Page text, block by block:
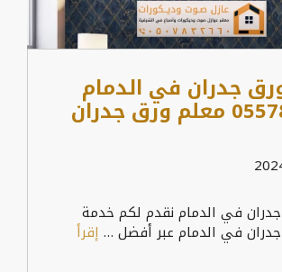
جدران في الدمام
0557884513 معلم ورق جدران
في الدمام نقدم لكم خدمة
في الدمام عبر أفضل … إقرأ